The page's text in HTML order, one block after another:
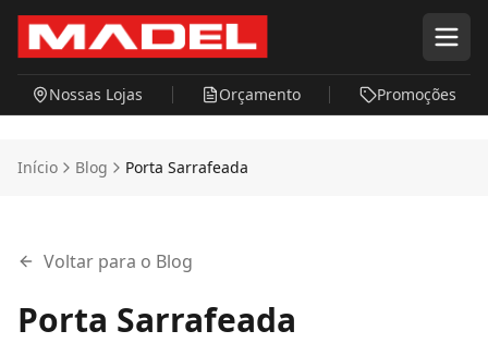
Pular para o conteúdo principal
Nossas Lojas Orçamento Promoções
Início Blog Porta Sarrafeada
Voltar para o Blog
Porta Sarrafeada